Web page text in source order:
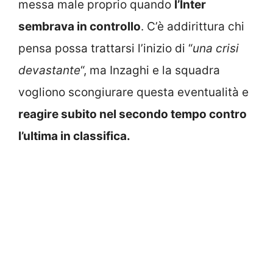
sembrava in controllo
devastante
vogliono scongiurare questa eventualità e
reagire subito nel secondo tempo contro
l’ultima in classifica.